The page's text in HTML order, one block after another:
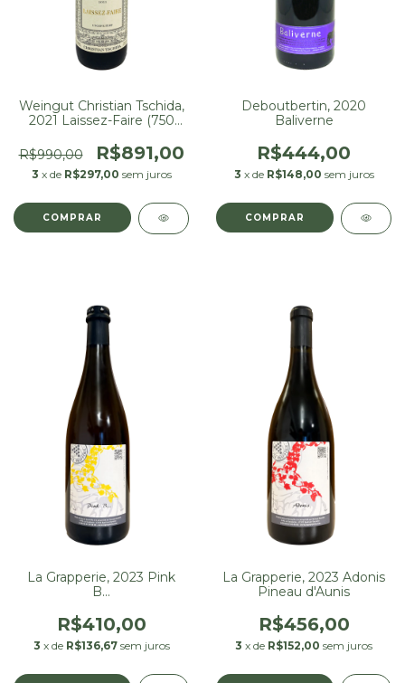
Weingut Christian Tschida,
2021 Laissez-Faire (750
R$990,00
R$891,00
3 x de R$297,00 sem juros
Deboutbertin, 2020
Baliverne
R$444,00
3 x de R$148,00 sem juros
La Grapperie, 2023 Pink
B...
R$410,00
3 x de R$136,67 sem juros
La Grapperie, 2023 Adonis
Pineau d'Aunis
R$456,00
3 x de R$152,00 sem juros